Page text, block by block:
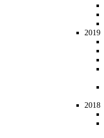
2019
2018